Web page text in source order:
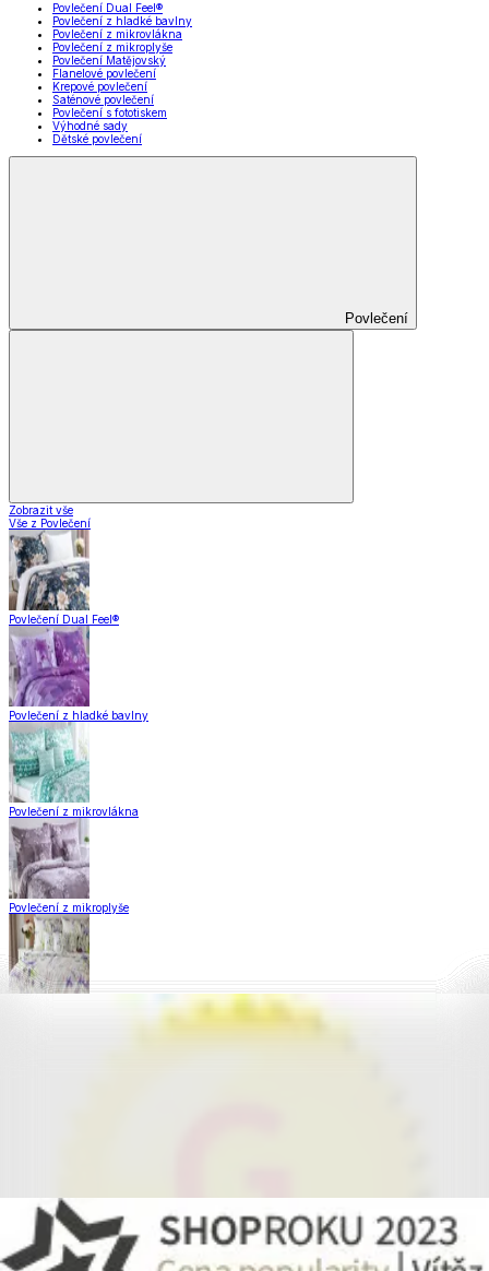
Povlečení Dual Feel®
Povlečení z hladké bavlny
Povlečení z mikrovlákna
Povlečení z mikroplyše
Povlečení Matějovský
Flanelové povlečení
Krepové povlečení
Saténové povlečení
Povlečení s fototiskem
Výhodné sady
Dětské povlečení
Povlečení
Zobrazit vše
Vše z Povlečení
Povlečení Dual Feel®
Povlečení z hladké bavlny
Povlečení z mikrovlákna
Povlečení z mikroplyše
Krepové povlečení